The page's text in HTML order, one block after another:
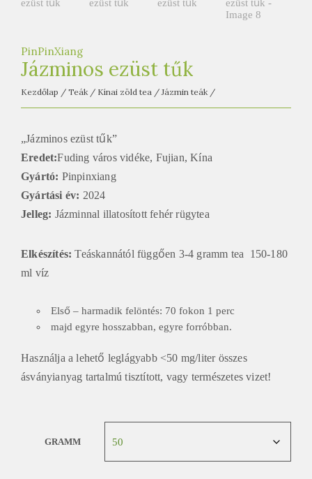
a
h
á
PinPinXiang
Jázminos ezüst tűk
Kezdőlap / Teák / Kínai zöld tea / Jázmin teák /
„Jázminos ezüst tűk”
Eredet:Fuding város vidéke, Fujian, Kína
Gyártó: Pinpinxiang
Gyártási év: 2024
Jelleg: Jázminnal illatosított fehér rügytea
Elkészítés:Teáskannától függően 3-4 gramm tea 150-180
ml víz
Első – harmadik felöntés: 70 fokon 1 perc
majd egyre hosszabban, egyre forróbban.
Használja a lehető leglágyabb <50 mg/liter összes
ásványianyag tartalmú tisztított, vagy természetes vizet!
GRAMM